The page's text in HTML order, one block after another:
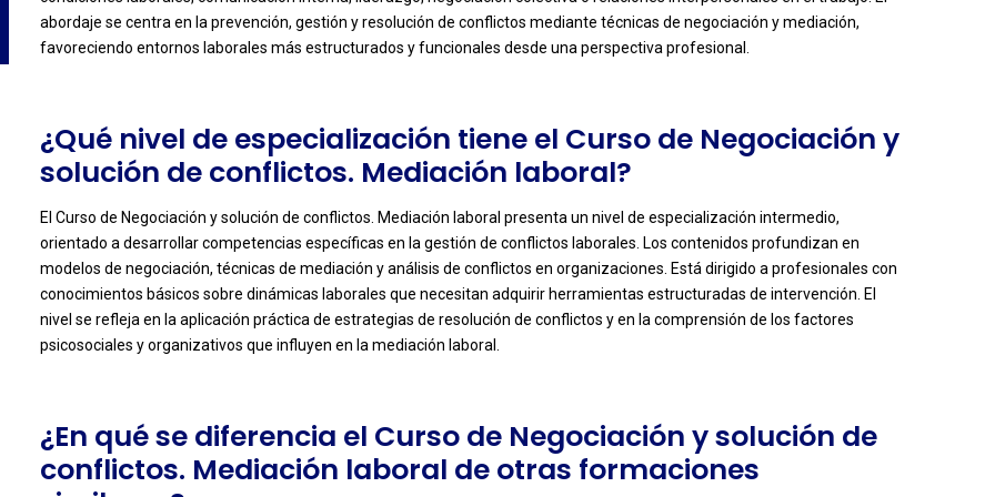
abordaje se centra en la prevención, gestión y resolución de conflictos mediante técnicas de negociación y mediación,
favoreciendo entornos laborales más estructurados y funcionales desde una perspectiva profesional.
¿Qué nivel de especialización tiene el Curso de Negociación y
solución de conflictos. Mediación laboral?
El Curso de Negociación y solución de conflictos. Mediación laboral presenta un nivel de especialización intermedio,
orientado a desarrollar competencias específicas en la gestión de conflictos laborales. Los contenidos profundizan en
modelos de negociación, técnicas de mediación y análisis de conflictos en organizaciones. Está dirigido a profesionales con
conocimientos básicos sobre dinámicas laborales que necesitan adquirir herramientas estructuradas de intervención. El
nivel se refleja en la aplicación práctica de estrategias de resolución de conflictos y en la comprensión de los factores
psicosociales y organizativos que influyen en la mediación laboral.
-
¿En qué se diferencia el Curso de Negociación y solución de
conflictos. Mediación laboral de otras formaciones